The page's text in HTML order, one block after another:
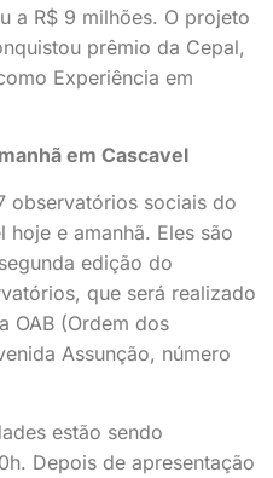
a R$ 9 milhões. O projeto
prêmio da Cepal,
Experiência em
em Cascavel
observatórios sociais do
hoje e amanhã. Eles são
edição do
que será realizado
OAB (Ordem dos
Assunção, número
estão sendo
Depois de apresentação